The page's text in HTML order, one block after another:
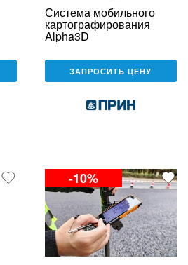
Система мобильного
картографирования
Alpha3D
ЗАПРОСИТЬ ЦЕНУ
-10%